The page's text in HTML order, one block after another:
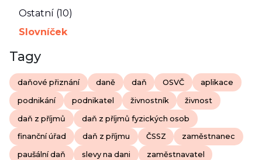
Ostatní (10)
Slovníček
Tagy
daňové přiznání daně daň OSVČ aplikace
podnikání podnikatel živnostník živnost
daň z příjmů daň z příjmů fyzických osob
finanční úřad daň z příjmu ČSSZ zaměstnanec
paušální daň slevy na dani zaměstnavatel